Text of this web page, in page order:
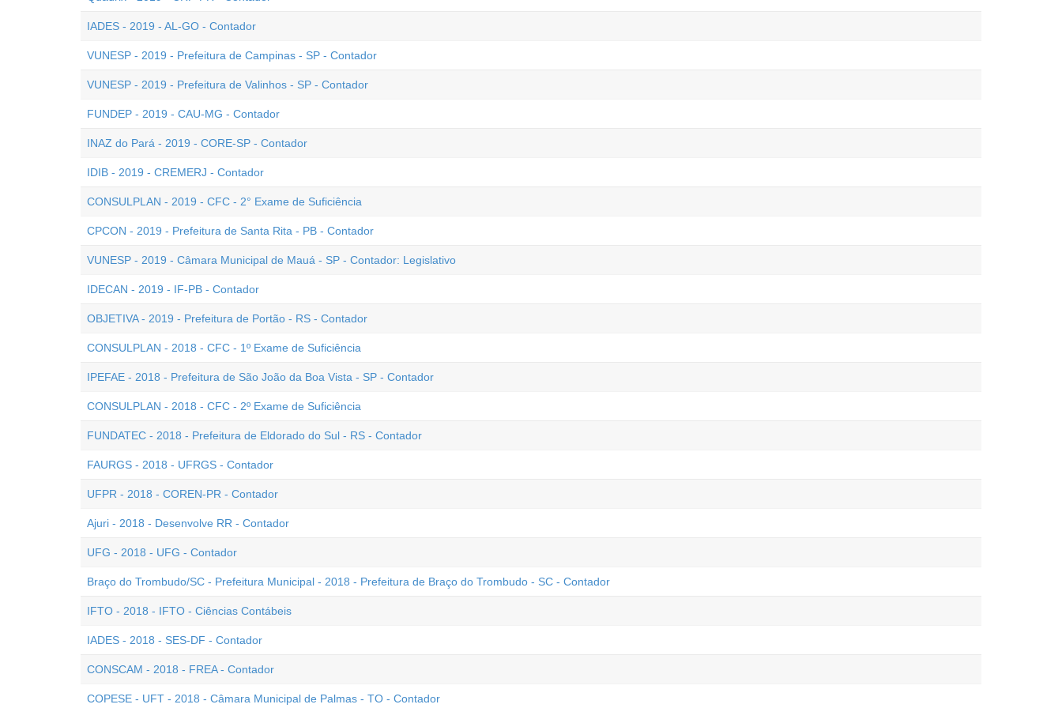
IADES - 2019 - AL-GO - Contador
VUNESP - 2019 - Prefeitura de Campinas - SP - Contador
VUNESP - 2019 - Prefeitura de Valinhos - SP - Contador
FUNDEP - 2019 - CAU-MG - Contador
INAZ do Pará - 2019 - CORE-SP - Contador
IDIB - 2019 - CREMERJ - Contador
CONSULPLAN - 2019 - CFC - 2° Exame de Suficiência
CPCON - 2019 - Prefeitura de Santa Rita - PB - Contador
VUNESP - 2019 - Câmara Municipal de Mauá - SP - Contador: Legislativo
IDECAN - 2019 - IF-PB - Contador
OBJETIVA - 2019 - Prefeitura de Portão - RS - Contador
CONSULPLAN - 2018 - CFC - 1º Exame de Suficiência
IPEFAE - 2018 - Prefeitura de São João da Boa Vista - SP - Contador
CONSULPLAN - 2018 - CFC - 2º Exame de Suficiência
FUNDATEC - 2018 - Prefeitura de Eldorado do Sul - RS - Contador
FAURGS - 2018 - UFRGS - Contador
UFPR - 2018 - COREN-PR - Contador
Ajuri - 2018 - Desenvolve RR - Contador
UFG - 2018 - UFG - Contador
Braço do Trombudo/SC - Prefeitura Municipal - 2018 - Prefeitura de Braço do Trombudo - SC - Contador
IFTO - 2018 - IFTO - Ciências Contábeis
IADES - 2018 - SES-DF - Contador
CONSCAM - 2018 - FREA - Contador
COPESE - UFT - 2018 - Câmara Municipal de Palmas - TO - Contador